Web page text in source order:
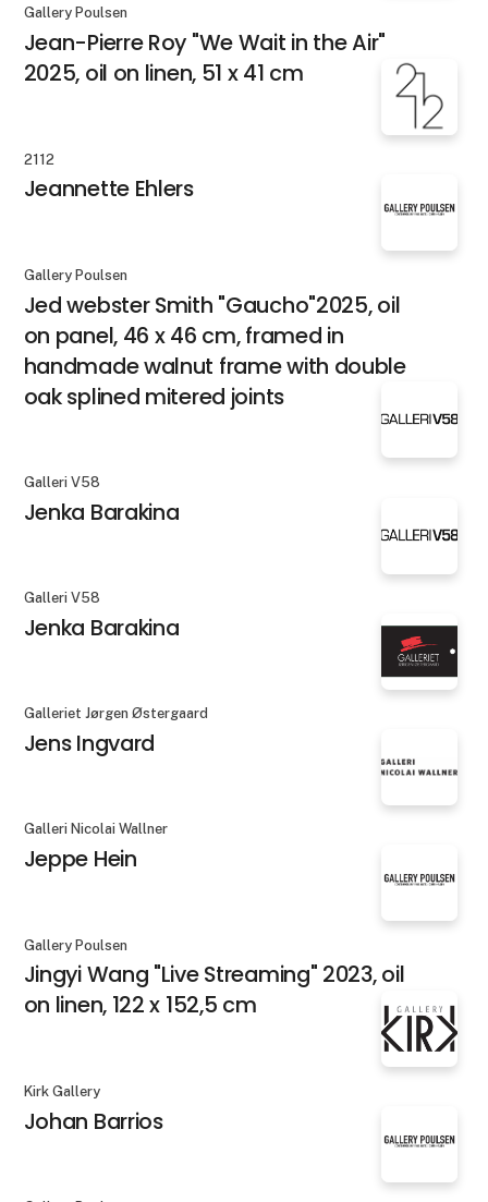
Gallery Poulsen
Jean-Pierre Roy "We Wait in the Air"
2025, oil on linen, 51 x 41 cm
2112
Jeannette Ehlers
Gallery Poulsen
Jed webster Smith "Gaucho"2025, oil
on panel, 46 x 46 cm, framed in
handmade walnut frame with double
oak splined mitered joints
Galleri V58
Jenka Barakina
Galleri V58
Jenka Barakina
Galleriet Jørgen Østergaard
Jens Ingvard
Galleri Nicolai Wallner
Jeppe Hein
Gallery Poulsen
Jingyi Wang "Live Streaming" 2023, oil
on linen, 122 x 152,5 cm
Kirk Gallery
Johan Barrios